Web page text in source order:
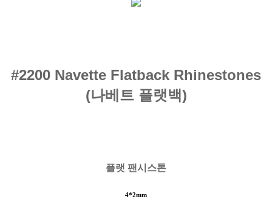
#2200 Navette Flatback Rhinestones
(나베트 플랫백)
플랫 팬시스톤
4*2mm